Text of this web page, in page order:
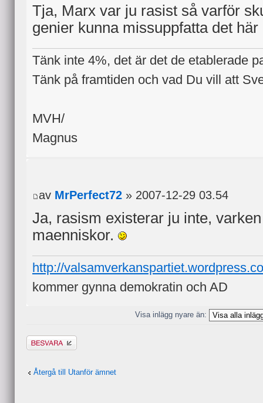
Tja, Marx var ju rasist så varför
genier kunna missuppfatta det
Tänk inte 4%, det är det de etablerade
Tänk på framtiden och vad Du vill att
MVH/
Magnus
av MrPerfect72 » 2007-12-29 03.54
Ja, rasism existerar ju inte,
maenniskor.
http://
kommer gynna demokratin och AD
Visa inlägg nyare än:
Besvara
Återgå till Utanför ämnet